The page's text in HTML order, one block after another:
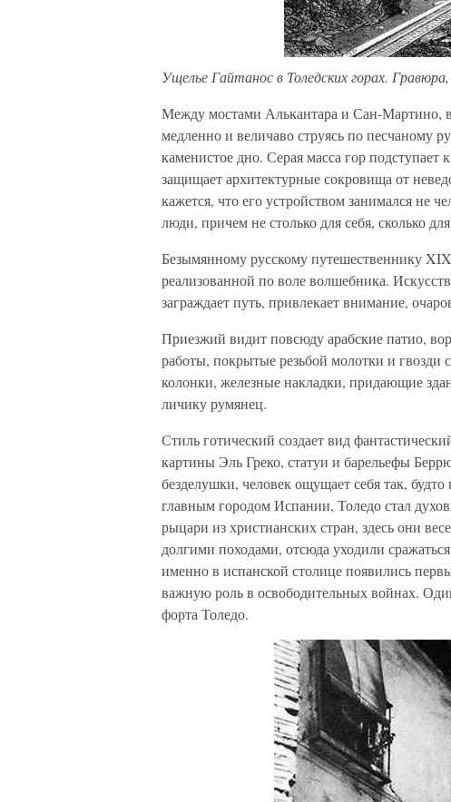
Ущелье Гайтанос в Толедских горах.
Между мостами Алькантара и Сан-Мартино, в
медленно и величаво струясь по песчаному
каменистое дно. Серая масса гор
защищает архитектурные сокровища от
кажется, что его устройством занимался не
люди, причем не столько для себя, сколько
Безымянному русскому путешественнику
реализованной по воле волшебника.
заграждает путь, привлекает внимание,
Приезжий видит повсюду арабские патио,
работы, покрытые резьбой молотки и
колонки, железные накладки, придающие
личику румянец.
Стиль готический создает вид
картины Эль Греко, статуи и барельефы
безделушки, человек ощущает себя так,
главным городом Испании, Толедо стал
рыцари из христианских стран, здесь они
долгими походами, отсюда уходили
именно в испанской столице появились
важную роль в освободительных войнах.
форта Толедо.